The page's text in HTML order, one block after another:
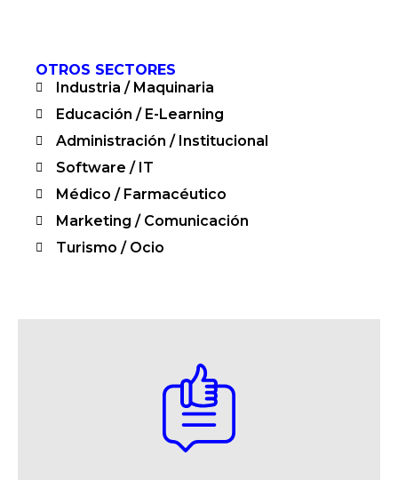
OTROS SECTORES
Industria / Maquinaria
Educación / E-Learning
Administración / Institucional
Software / IT
Médico / Farmacéutico
Marketing / Comunicación
Turismo / Ocio